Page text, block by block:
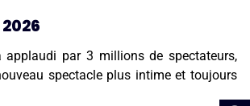
applaudi par 3 millions de spectateurs,
spectacle plus intime et toujours